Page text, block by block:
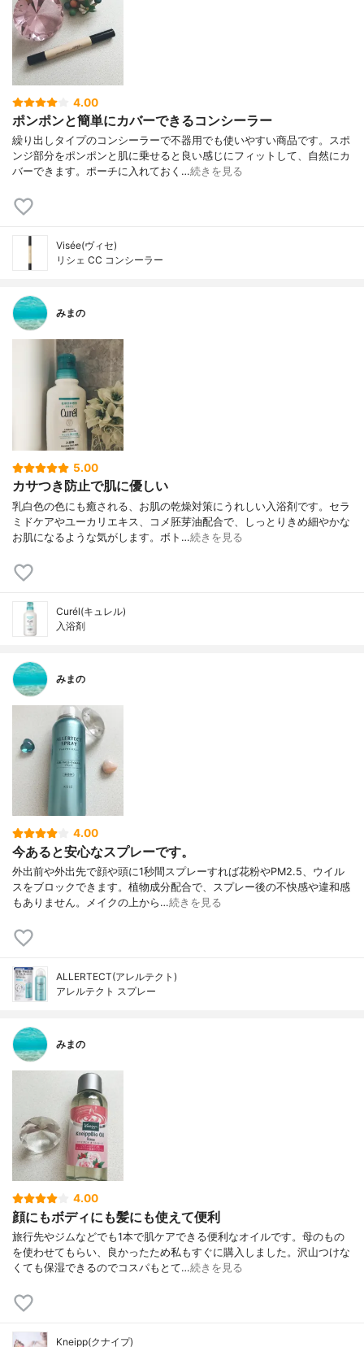
4.00
ポンポンと簡単にカバーできるコンシーラー
繰り出しタイプのコンシーラーで不器用でも使いやすい商品です。スポ
ンジ部分をポンポンと肌に乗せると良い感じにフィットして、自然にカ
バーできます。ポーチに入れておく…続きを見る
Visée(ヴィセ)
リシェ CC コンシーラー
みまの
5.00
カサつき防止で肌に優しい
乳白色の色にも癒される、お肌の乾燥対策にうれしい入浴剤です。セラ
ミドケアやユーカリエキス、コメ胚芽油配合で、しっとりきめ細やかな
お肌になるような気がします。ボト…続きを見る
Curél(キュレル)
入浴剤
みまの
4.00
今あると安心なスプレーです。
外出前や外出先で顔や頭に1秒間スプレーすれば花粉やPM2.5、ウイル
スをブロックできます。植物成分配合で、スプレー後の不快感や違和感
もありません。メイクの上から…続きを見る
ALLERTECT(アレルテクト)
アレルテクト スプレー
みまの
4.00
顔にもボディにも髪にも使えて便利
旅行先やジムなどでも1本で肌ケアできる便利なオイルです。母のもの
を使わせてもらい、良かったため私もすぐに購入しました。沢山つけな
くても保湿できるのでコスパもとて…続きを見る
Kneipp(クナイプ)